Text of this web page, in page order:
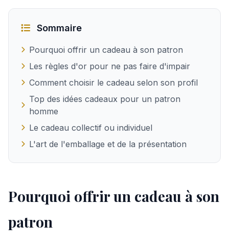
Sommaire
Pourquoi offrir un cadeau à son patron
Les règles d'or pour ne pas faire d'impair
Comment choisir le cadeau selon son profil
Top des idées cadeaux pour un patron
homme
Le cadeau collectif ou individuel
L'art de l'emballage et de la présentation
Pourquoi offrir un cadeau à son
patron